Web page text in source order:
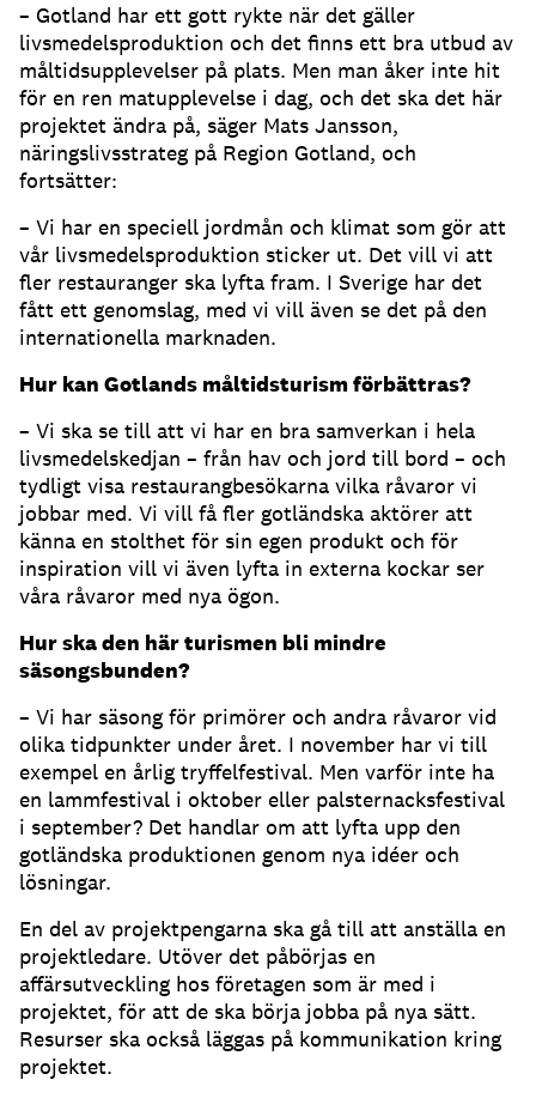
– Gotland har ett gott rykte när det gäller
livsmedelsproduktion och det finns ett bra utbud av
måltidsupplevelser på plats. Men man åker inte hit
för en ren matupplevelse i dag, och det ska det här
projektet ändra på, säger Mats Jansson,
näringslivsstrateg på Region Gotland, och
fortsätter:
– Vi har en speciell jordmån och klimat som gör att
vår livsmedelsproduktion sticker ut. Det vill vi att
fler restauranger ska lyfta fram. I Sverige har det
fått ett genomslag, med vi vill även se det på den
internationella marknaden.
Hur kan Gotlands måltidsturism förbättras?
– Vi ska se till att vi har en bra samverkan i hela
livsmedelskedjan – från hav och jord till bord – och
tydligt visa restaurangbesökarna vilka råvaror vi
jobbar med. Vi vill få fler gotländska aktörer att
känna en stolthet för sin egen produkt och för
inspiration vill vi även lyfta in externa kockar ser
våra råvaror med nya ögon.
Hur ska den här turismen bli mindre
säsongsbunden?
– Vi har säsong för primörer och andra råvaror vid
olika tidpunkter under året. I november har vi till
exempel en årlig tryffelfestival. Men varför inte ha
en lammfestival i oktober eller palsternacksfestival
i september? Det handlar om att lyfta upp den
gotländska produktionen genom nya idéer och
lösningar.
En del av projektpengarna ska gå till att anställa en
projektledare. Utöver det påbörjas en
affärsutveckling hos företagen som är med i
projektet, för att de ska börja jobba på nya sätt.
Resurser ska också läggas på kommunikation kring
projektet.